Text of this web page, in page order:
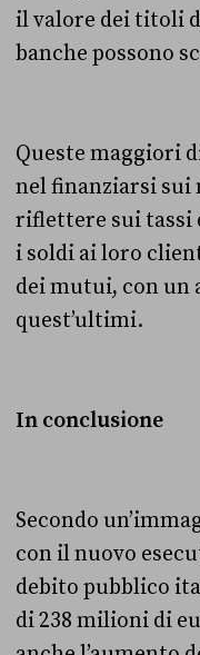
il valore dei titoli
banche possono
Queste maggiori
nel finanziarsi sui
riflettere sui tassi
i soldi ai loro
dei mutui, con un
quest’ultimi.
In conclusione
Secondo
con il nuovo
debito pubblico
di 238 milioni di